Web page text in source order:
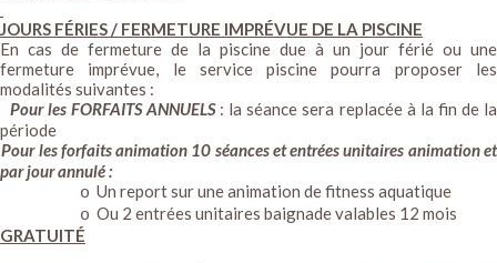
JOURS FÉRIES / FERMETURE IMPRÉVUE DE LA PISCINE
En cas de fermeture de la piscine due à un jour férié ou une
fermeture imprévue, le service piscine pourra proposer les
modalités suivantes :
Pour les FORFAITS ANNUELS : la séance sera replacée à la fin de la
période
Pour les forfaits animation 10 séances et entrées unitaires animation et
par jour annulé :
o Un report sur une animation de fitness aquatique
o Ou 2 entrées unitaires baignadevalables 12 mois
GRATUITÉ